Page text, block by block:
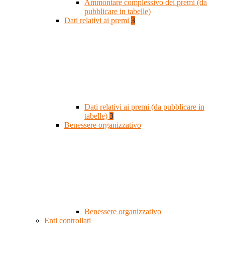
Ammontare complessivo dei premi (da
pubblicare in tabelle)
Dati relativi ai premi 3
Dati relativi ai premi (da pubblicare in
tabelle) 3
Benessere organizzativo
Benessere organizzativo
Enti controllati